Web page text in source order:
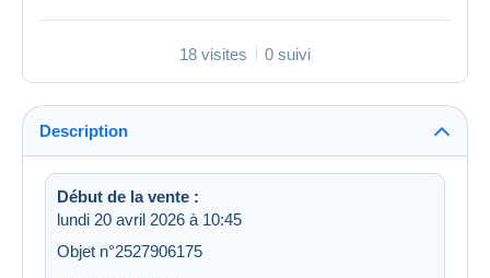
18 visites 0 suivi
Description
Début de la vente :
lundi 20 avril 2026 à 10:45
Objet n°2527906175